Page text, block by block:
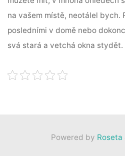
na vašem místě, neotálel
posledními v domě nebo
svá stará a vetchá okna stydět.
Powered by Roseta